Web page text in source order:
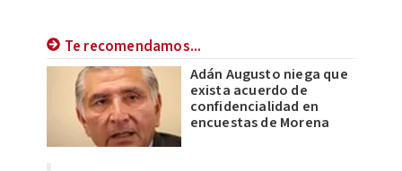
Te recomendamos...
Adán Augusto niega que
exista acuerdo de
confidencialidad en
encuestas de Morena